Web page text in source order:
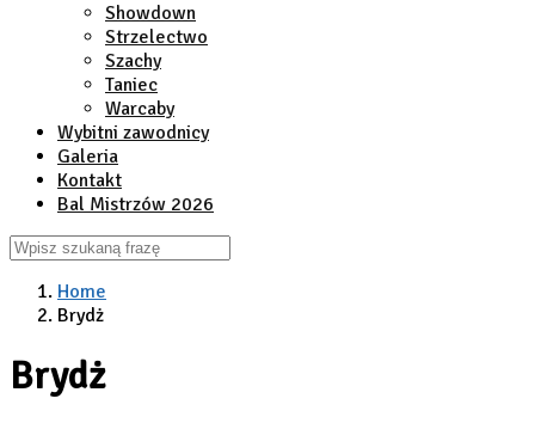
Showdown
Strzelectwo
Szachy
Taniec
Warcaby
Wybitni zawodnicy
Galeria
Kontakt
Bal Mistrzów 2026
Home
Brydż
Brydż